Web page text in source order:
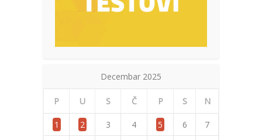
Decembar 2025
P U S Č P S N
1 2 3 4 5 6
7